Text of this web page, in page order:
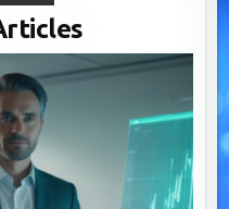
DER
SCHLÜSSEL
ZU
ERFOLGREICHER
KOMMUNIKATION
UND
AGILER